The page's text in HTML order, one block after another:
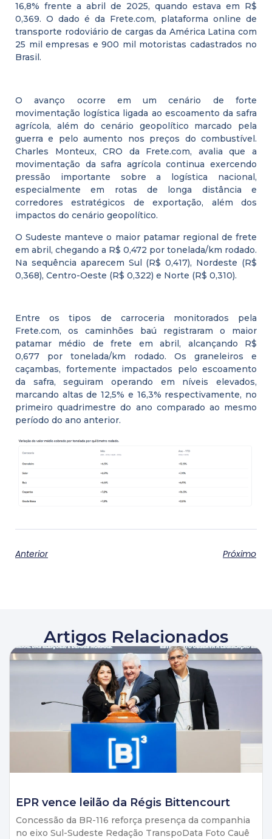
16,8% frente a abril de 2025, quando estava em R$
0,369. O dado é da Frete.com, plataforma online de
transporte rodoviário de cargas da América Latina com
25 mil empresas e 900 mil motoristas cadastrados no
Brasil.
O avanço ocorre em um cenário de forte
movimentação logística ligada ao escoamento da safra
agrícola, além do cenário geopolítico marcado pela
guerra e pelo aumento nos preços do combustível.
Charles Monteux, CRO da Frete.com, avalia que a
movimentação da safra agrícola continua exercendo
pressão importante sobre a logística nacional,
especialmente em rotas de longa distância e
corredores estratégicos de exportação, além dos
impactos do cenário geopolítico.
O Sudeste manteve o maior patamar regional de frete
em abril, chegando a R$ 0,472 por tonelada/km rodado.
Na sequência aparecem Sul (R$ 0,417), Nordeste (R$
0,368), Centro-Oeste (R$ 0,322) e Norte (R$ 0,310).
Entre os tipos de carroceria monitorados pela
Frete.com, os caminhões baú registraram o maior
patamar médio de frete em abril, alcançando R$
0,677 por tonelada/km rodado. Os graneleiros e
caçambas, fortemente impactados pelo escoamento
da safra, seguiram operando em níveis elevados,
marcando altas de 12,5% e 16,3% respectivamente, no
primeiro quadrimestre do ano comparado ao mesmo
período do ano anterior.
Anterior Próximo
Artigos Relacionados
EPR vence leilão da Régis Bittencourt
Concessão da BR-116 reforça presença da companhia
no eixo Sul-Sudeste Redação TranspoData Foto Cauê